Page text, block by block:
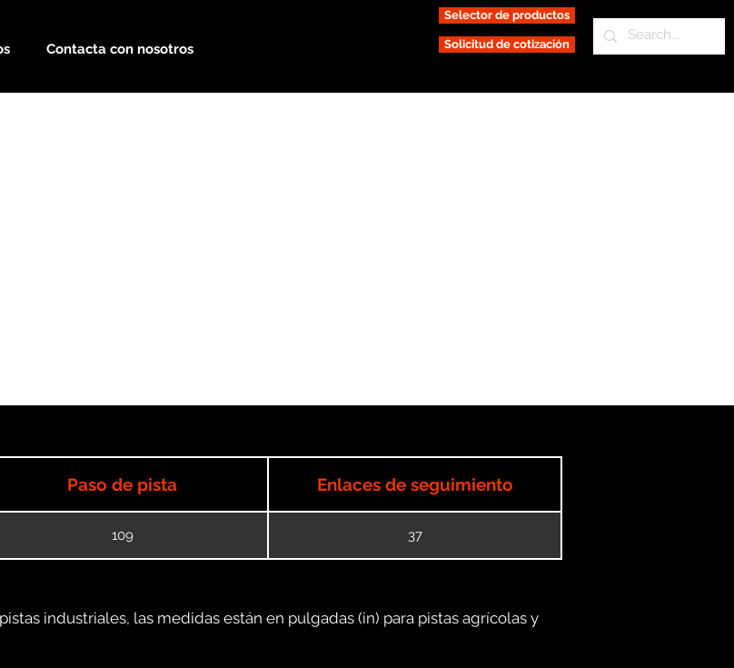
Contacta con nosotros
Selector de productos
Solicitud de cotización
Paso de pista Enlaces de seguimiento
109 37
industriales, las medidas están en pulgadas (in) para pistas agrícolas y